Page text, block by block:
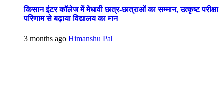
किसान इंटर कॉलेज में मेधावी छात्र-छात्राओं का सम्मान, उत्कृष्ट परीक्षा
परिणाम से बढ़ाया विद्यालय का मान
3 months ago Himanshu Pal